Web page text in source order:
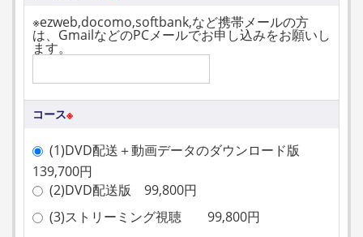
※ezweb,docomo,softbank,など携帯メールの方
は、GmailなどのPCメールでお申し込みをお願いし
ます。
コース※
(1)DVD配送＋動画データのダウンロード版
139,700円
(2)DVD配送版 99,800円
(3)ストリーミング視聴 99,800円